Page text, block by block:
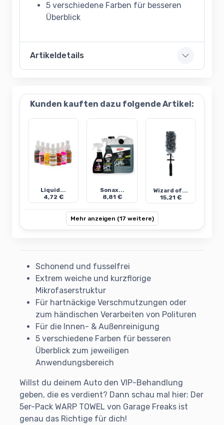
5 verschiedene Farben für besseren
Überblick
Artikeldetails
Kunden kauften dazu folgende Artikel:
Liquid...
4,72 €
Sonax...
8,81 €
Wizard of...
15,21 €
Mehr anzeigen (17 weitere)
Schonend und fusselfrei
Extrem weiche und kurzflorige
Mikrofaserstruktur
Für hartnäckige Verschmutzungen oder
zum händischen Verarbeiten von Polituren
Für die Innen- & Außenreinigung
5 verschiedene Farben für besseren
Überblick zum jeweiligen
Anwendungsbereich
Willst du deinem Auto den VIP-Behandlung
geben, die es verdient? Dann schau mal hier: Der
5er-Pack WARP TOWEL von Garage Freaks ist
genau das Richtige für dich!